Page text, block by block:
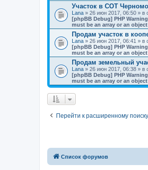
Участок в СОТ
Lana » 26 июн 2017, 06:50 » в
[phpBB Debug] PHP Warning
must be an array or an
Продам участок в
Lana » 26 июн 2017, 06:41 » в
[phpBB Debug] PHP Warning
must be an array or an
Продам земельный
Lana » 26 июн 2017, 06:38 » в
[phpBB Debug] PHP Warning
must be an array or an
Перейти к расширенному поиску
Список форумов